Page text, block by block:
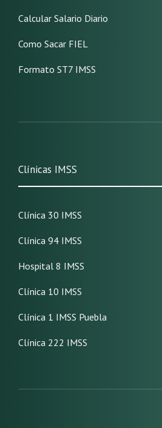
Calcular Salario Diario
Como Sacar FIEL
Formato ST7 IMSS
Clínicas IMSS
Clínica 30 IMSS
Clínica 94 IMSS
Hospital 8 IMSS
Clínica 10 IMSS
Clínica 1 IMSS Puebla
Clínica 222 IMSS